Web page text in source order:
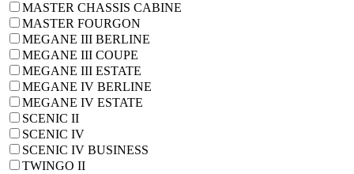
MASTER CHASSIS CABINE
MASTER FOURGON
MEGANE III BERLINE
MEGANE III COUPE
MEGANE III ESTATE
MEGANE IV BERLINE
MEGANE IV ESTATE
SCENIC II
SCENIC IV
SCENIC IV BUSINESS
TWINGO II